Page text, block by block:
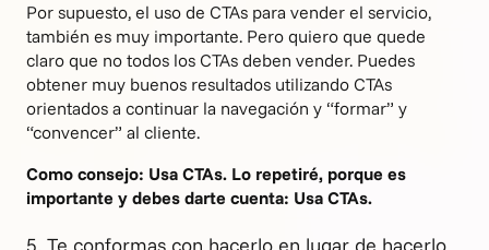
Por supuesto, el uso de CTAs para vender el servicio,
también es muy importante. Pero quiero que quede
claro que no todos los CTAs deben vender. Puedes
obtener muy buenos resultados utilizando CTAs
orientados a continuar la navegación y “formar” y
“convencer” al cliente.
Como consejo: Usa CTAs. Lo repetiré, porque es
importante y debes darte cuenta: Usa CTAs.